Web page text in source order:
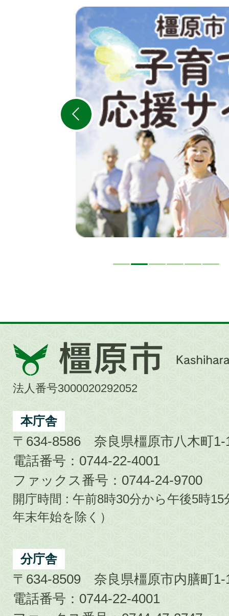
2
枚
目
の
ス
ラ
橿
原
市
City
法人番号3000020292052
本庁舎
〒634-8586 奈良県橿原市八木町1-
電話番号：0744-22-4001
ファックス番号：0744-24-9700
開庁時間 : 午前8時30分から午後5時
年末年始を除く）
分庁舎
〒634-8509 奈良県橿原市内膳町1-
電話番号：0744-22-4001